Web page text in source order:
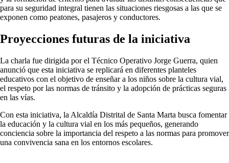
para su seguridad integral tienen las situaciones riesgosas a las que se
exponen como peatones, pasajeros y conductores.
Proyecciones futuras de la iniciativa
La charla fue dirigida por el Técnico Operativo Jorge Guerra, quien
anunció que esta iniciativa se replicará en diferentes planteles
educativos con el objetivo de enseñar a los niños sobre la cultura vial,
el respeto por las normas de tránsito y la adopción de prácticas seguras
en las vías.
Con esta iniciativa, la Alcaldía Distrital de Santa Marta busca fomentar
la educación y la cultura vial en los más pequeños, generando
conciencia sobre la importancia del respeto a las normas para promover
una convivencia sana en los entornos escolares.